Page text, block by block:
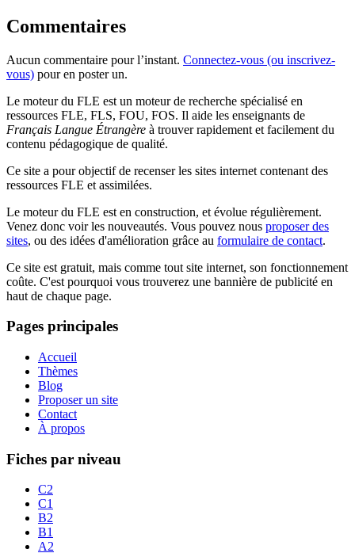
Commentaires
Aucun commentaire pour l’instant. Connectez-vous (ou inscrivez-
vous) pour en poster un.
Le moteur du FLE est un moteur de recherche spécialisé en
ressources FLE, FLS, FOU, FOS. Il aide les enseignants de
Français Langue Étrangère à trouver rapidement et facilement du
contenu pédagogique de qualité.
Ce site a pour objectif de recenser les sites internet contenant des
ressources FLE et assimilées.
Le moteur du FLE est en construction, et évolue régulièrement.
Venez donc voir les nouveautés. Vous pouvez nous proposer des
sites, ou des idées d'amélioration grâce au formulaire de contact.
Ce site est gratuit, mais comme tout site internet, son fonctionnement
coûte. C'est pourquoi vous trouverez une bannière de publicité en
haut de chaque page.
Pages principales
Accueil
Thèmes
Blog
Proposer un site
Contact
À propos
Fiches par niveau
C2
C1
B2
B1
A2